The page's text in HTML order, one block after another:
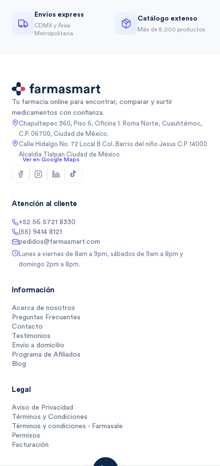
$ .5
Envíos express
CDMX y Área
Metropolitana
Catálogo extenso
Más de 8,000 productos
Tu farmacia online para encontrar, comparar y surtir
medicamentos con confianza.
Chapultepec 360, Piso 6, Oficina 1. Roma Norte, Cuauhtémoc,
C.P. 06700, Ciudad de México.
Calle Hidalgo No. 72 Local B Col. Barrio del niño Jesus C.P 14000
Alcaldia Tlalpan Ciudad de México
Ver en Google Maps
Atención al cliente
+52 56 5721 8330
(55) 9414 8121
pedidos@farmasmart.com
Lunes a viernes de 8am a 9pm, sábados de 9am a 8pm y
domingo 2pm a 8pm.
Información
Acerca de nosotros
Preguntas Frecuentes
Contacto
Testimonios
Envío a domicilio
Programa de Afiliados
Blog
Legal
Aviso de Privacidad
Términos y Condiciones
Términos y condiciones - Farmasale
Permisos
Facturación